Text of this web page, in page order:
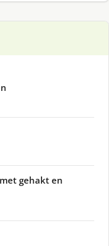
gehakt en